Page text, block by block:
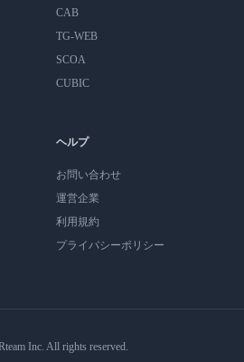
CAB
TG-WEB
SCOA
CUBIC
ヘルプ
お問い合わせ
運営企業
利用規約
プライバシーポリシー
Inc. All rights reserved.